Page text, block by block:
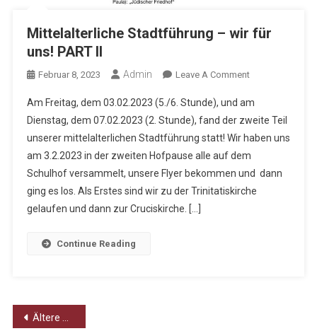
Mittelalterliche Stadtführung – wir für
uns! PART II
Februar 8, 2023 Admin Leave A CommentOn
Stadtführung
–
Wir
Für
Uns!
PART
Am Freitag, dem 03.02.2023 (5./6. Stunde), und am
Dienstag, dem 07.02.2023 (2. Stunde), fand der zweite Teil
unserer mittelalterlichen Stadtführung statt! Wir haben uns
am 3.2.2023 in der zweiten Hofpause alle auf dem
Schulhof versammelt, unsere Flyer bekommen und dann
ging es los. Als Erstes sind wir zu der Trinitatiskirche
gelaufen und dann zur Cruciskirche. […]
Continue Reading
Beitragsnavigation
Ältere Beiträge